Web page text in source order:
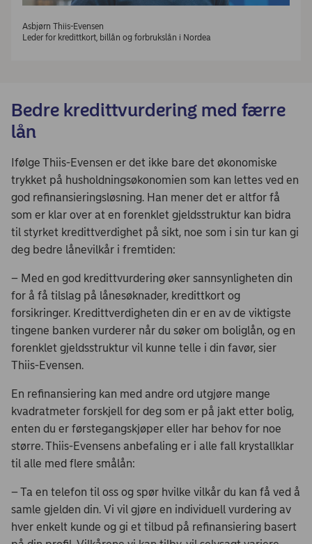
Asbjørn Thiis-Evensen
Leder for kredittkort, billån og forbrukslån i Nordea
Bedre kredittvurdering med færre
lån
Ifølge Thiis-Evensen er det ikke bare det økonomiske
trykket på husholdningsøkonomien som kan lettes ved en
god refinansieringsløsning. Han mener det er altfor få
som er klar over at en forenklet gjeldsstruktur kan bidra
til styrket kredittverdighet på sikt, noe som i sin tur kan gi
deg bedre lånevilkår i fremtiden:
– Med en god kredittvurdering øker sannsynligheten din
for å få tilslag på lånesøknader, kredittkort og
forsikringer. Kredittverdigheten din er en av de viktigste
tingene banken vurderer når du søker om boliglån, og en
forenklet gjeldsstruktur vil kunne telle i din favør, sier
Thiis-Evensen.
En refinansiering kan med andre ord utgjøre mange
kvadratmeter forskjell for deg som er på jakt etter bolig,
enten du er førstegangskjøper eller har behov for noe
større. Thiis-Evensens anbefaling er i alle fall krystallklar
til alle med flere smålån:
– Ta en telefon til oss og spør hvilke vilkår du kan få ved å
samle gjelden din. Vi vil gjøre en individuell vurdering av
hver enkelt kunde og gi et tilbud på refinansiering basert